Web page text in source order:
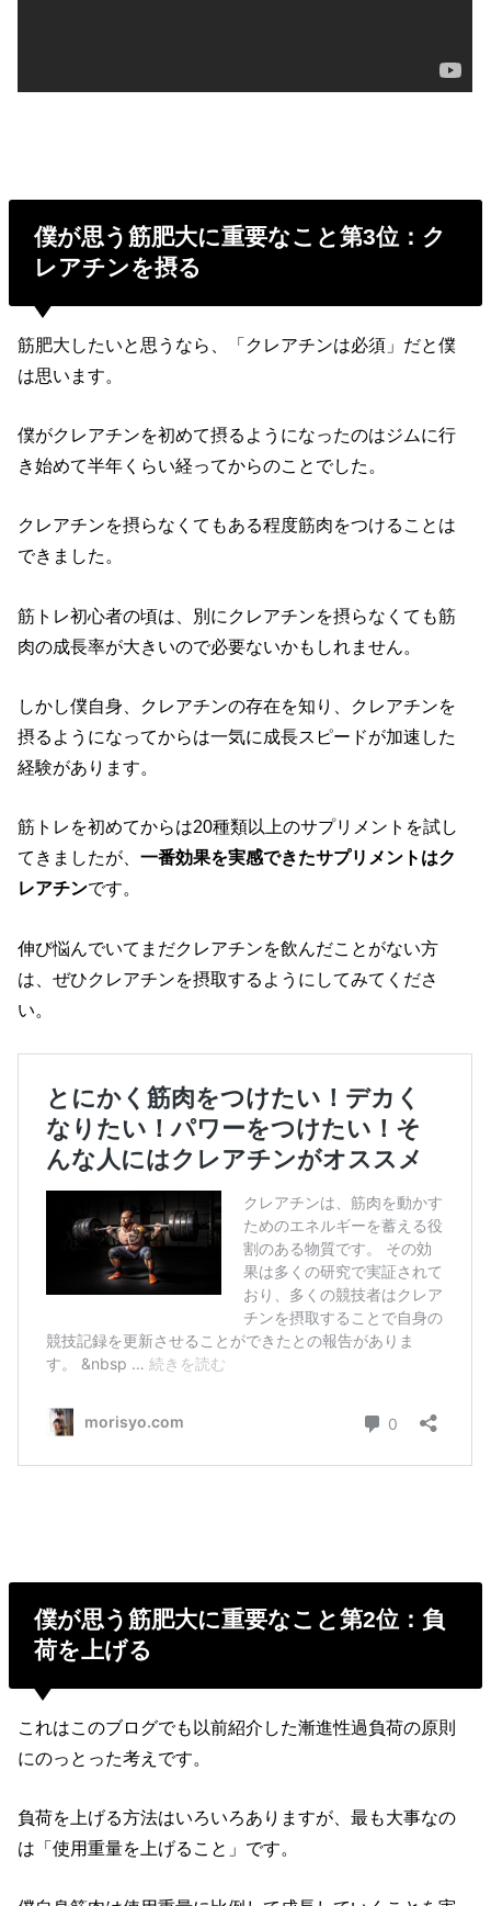
僕が思う筋肥大に重要なこと第3位：ク
レアチンを摂る
筋肥大したいと思うなら、「クレアチンは必須」だと僕
は思います。
僕がクレアチンを初めて摂るようになったのはジムに行
き始めて半年くらい経ってからのことでした。
クレアチンを摂らなくてもある程度筋肉をつけることは
できました。
筋トレ初心者の頃は、別にクレアチンを摂らなくても筋
肉の成長率が大きいので必要ないかもしれません。
しかし僕自身、クレアチンの存在を知り、クレアチンを
摂るようになってからは一気に成長スピードが加速した
経験があります。
筋トレを初めてからは20種類以上のサプリメントを試し
てきましたが、一番効果を実感できたサプリメントはク
レアチンです。
伸び悩んでいてまだクレアチンを飲んだことがない方
は、ぜひクレアチンを摂取するようにしてみてくださ
い。
僕が思う筋肥大に重要なこと第2位：負
荷を上げる
これはこのブログでも以前紹介した漸進性過負荷の原則
にのっとった考えです。
負荷を上げる方法はいろいろありますが、最も大事なの
は「使用重量を上げること」です。